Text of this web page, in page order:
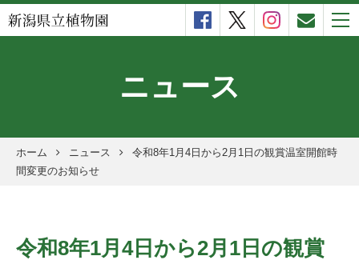
ニュース
ホーム ニュース
令和8年1月4日から2月1日の観賞温室開館時
間変更のお知らせ
令和8年1月4日から2月1日の観賞